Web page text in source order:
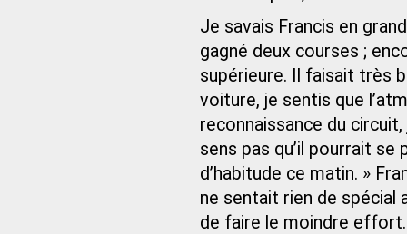
Je savais Francis en
gagné deux courses ;
supérieure. Il faisait très
voiture, je sentis que
reconnaissance du
sens pas qu’il pourrait se
d’habitude ce matin. »
ne sentait rien de spécial
de faire le moindre effort.